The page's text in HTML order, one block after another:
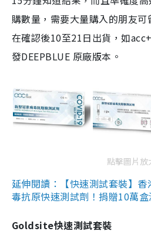
購數量，需要大量購入的朋友
在確認後10至21日出貨，如
發DEEPBLUE 原廠版本。
點擊圖片放
延伸閱讀：【快速測試套裝】
毒抗原快速測試劑！捐贈10萬
Goldsite快速測試套裝